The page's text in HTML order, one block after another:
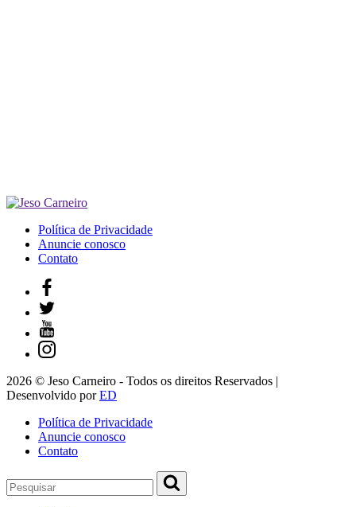
Política de Privacidade
Anuncie conosco
Contato
2026 © Jeso Carneiro - Todos os direitos Reservados |
Desenvolvido porED
Política de Privacidade
Anuncie conosco
Contato